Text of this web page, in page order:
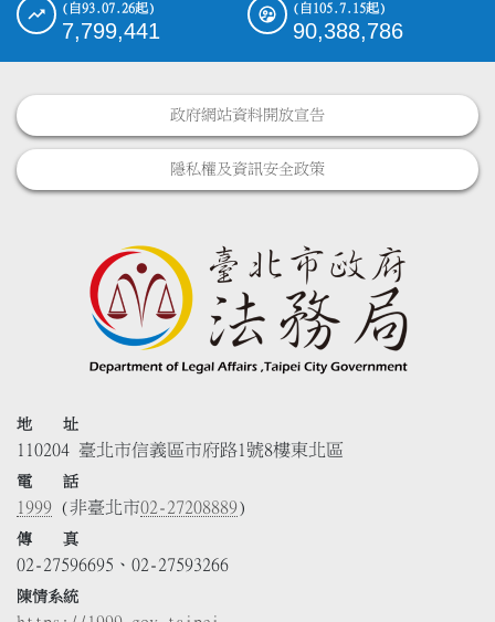
(自93.07.26起)
7,799,441
(自105.7.15起)
90,388,786
政府網站資料開放宣告
隱私權及資訊安全政策
地 址
110204 臺北市信義區市府路1號8樓東北區
電 話
1999 (非臺北市02-27208889)
傳 真
02-27596695、02-27593266
陳情系統